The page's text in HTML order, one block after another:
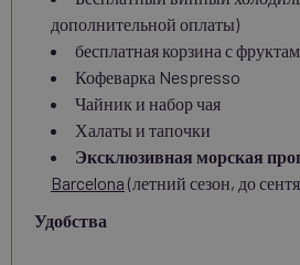
дополнительной оплаты)
бесплатная корзина с
Кофеварка Nespresso
Чайник и набор чая
Халаты и тапочки
Эксклюзивная морская
Barcelona (летний сезон, до
Удобства